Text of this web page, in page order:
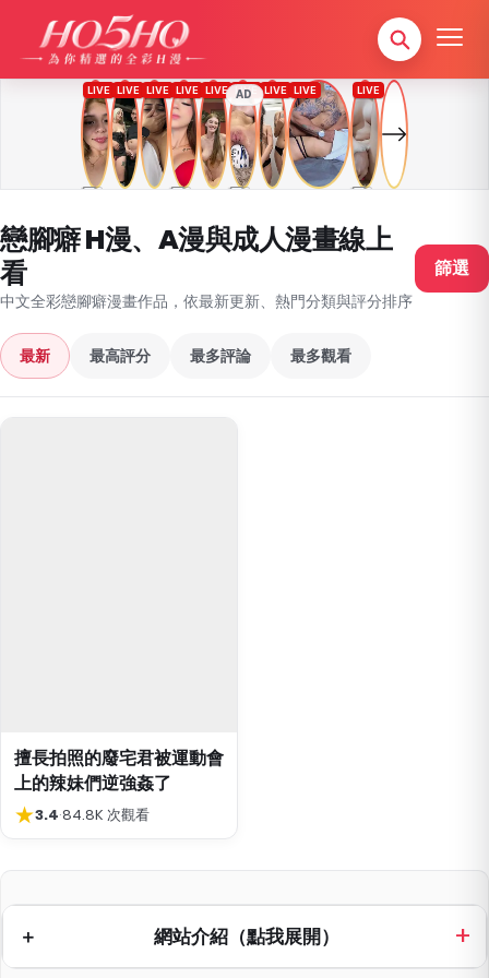
AD
戀腳癖 H漫、A漫與成人漫畫線上
看
中文全彩戀腳癖漫畫作品，依最新更新、熱門分類與評分排序
篩選
最新 最高評分 最多評論 最多觀看
擅長拍照的廢宅君被運動會
上的辣妹們逆強姦了
★3.4·84.8K 次觀看
網站介紹（點我展開）